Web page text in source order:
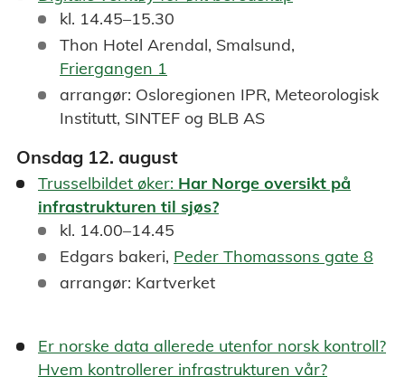
kl. 14.45–15.30
Thon Hotel Arendal, Smalsund,
Friergangen 1
arrangør: Osloregionen IPR, Meteorologisk
Institutt, SINTEF og BLB AS
Onsdag 12. august
Trusselbildet øker: Har Norge oversikt på
infrastrukturen til sjøs?
kl. 14.00–14.45
Edgars bakeri, Peder Thomassons gate 8
arrangør: Kartverket
Er norske data allerede utenfor norsk kontroll?
Hvem kontrollerer infrastrukturen vår?